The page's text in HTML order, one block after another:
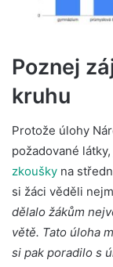
Poznej
kruhu
Protože úlohy
požadované
zkoušky na
si žáci věděli
dělalo žákům
větě. Tato úloha
si pak poradilo s